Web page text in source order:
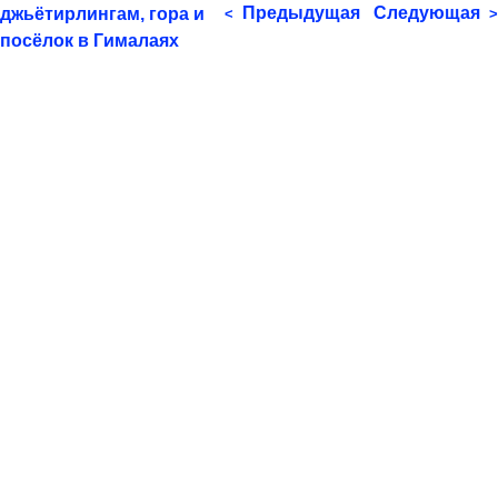
джьётирлингам, гора и
посёлок в Гималаях
< Предыдущая Следующая >